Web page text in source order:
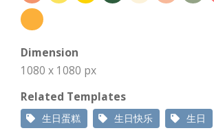
Dimension
1080 x 1080 px
Related Templates
生日蛋糕 生日快乐 生日